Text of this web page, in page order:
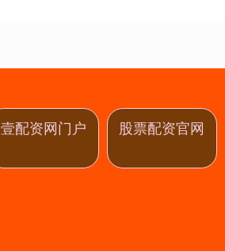
壹配资网门户 股票配资官网